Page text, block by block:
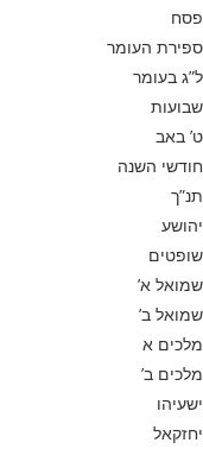
פסח
ספירת העומר
ל”ג בעומר
שבועות
ט’ באב
חודשי השנה
תנ”ך
יהושע
שופטים
שמואל א’
שמואל ב’
מלכים א
מלכים ב’
ישעיהו
יחזקאל